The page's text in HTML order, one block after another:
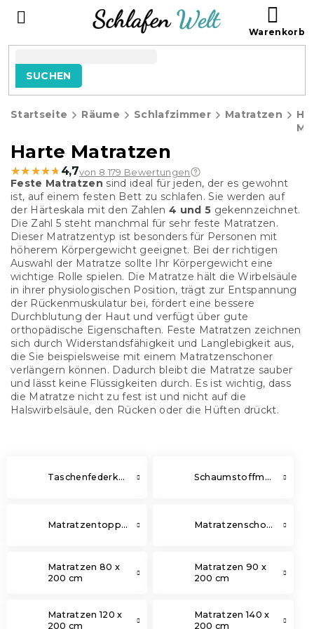
SUCHEN
Startseite Räume Schlafzimmer Matratzen
Harte Matratzen
★★★★★
★★★★★ 4,7von 8 179 Bewertungen
Feste Matratzen sind ideal für jeden, der es gewohnt
ist, auf einem festen Bett zu schlafen. Sie werden auf
der Härteskala mit den Zahlen 4 und 5 gekennzeichnet.
Die Zahl 5 steht manchmal für sehr feste Matratzen.
Dieser Matratzentyp ist besonders für Personen mit
höherem Körpergewicht geeignet. Bei der richtigen
Auswahl der Matratze sollte Ihr Körpergewicht eine
wichtige Rolle spielen. Die Matratze hält die Wirbelsäule
in ihrer physiologischen Position, trägt zur Entspannung
der Rückenmuskulatur bei, fördert eine bessere
Durchblutung der Haut und verfügt über gute
orthopädische Eigenschaften. Feste Matratzen zeichnen
sich durch Widerstandsfähigkeit und Langlebigkeit aus,
die Sie beispielsweise mit einem Matratzenschoner
verlängern können. Dadurch bleibt die Matratze sauber
und lässt keine Flüssigkeiten durch. Es ist wichtig, dass
die Matratze nicht zu fest ist und nicht auf die
Halswirbelsäule, den Rücken oder die Hüften drückt.
Taschenfederkernmatratzen Schaumstoffmatratze
Matratzentopper Matratzenschoner
Matratzen 80 x
200 cm
Matratzen 90 x
200 cm
Matratzen 120 x
200 cm
Matratzen 140 x
200 cm